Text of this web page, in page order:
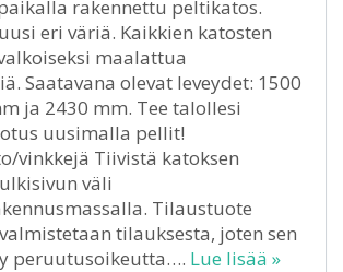
rakennettu peltikatos.
eri väriä. Kaikkien katosten
maalattua
Saatavana olevat leveydet: 1500
ja 2430 mm. Tee talollesi
uusimalla pellit!
vinkkejä Tiivistä katoksen
väli
Tilaustuote
tilauksesta, joten sen
peruutusoikeutta…. Lue lisää »